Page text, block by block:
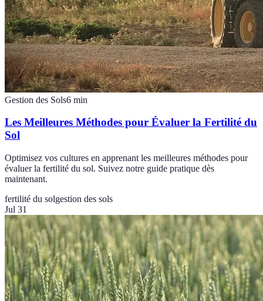
Gestion des Sols6 min
Les Meilleures Méthodes pour Évaluer la Fertilité du
Sol
Optimisez vos cultures en apprenant les meilleures méthodes pour
évaluer la fertilité du sol. Suivez notre guide pratique dès
maintenant.
fertilité du solgestion des sols
Jul 31